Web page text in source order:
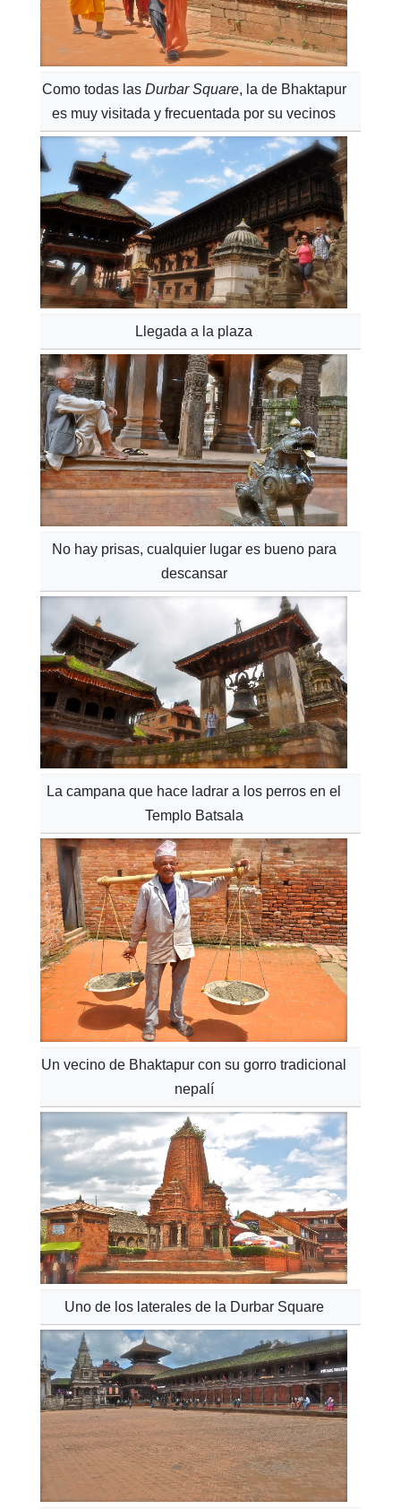
Como todas las Durbar Square, la de Bhaktapur
es muy visitada y frecuentada por su vecinos
Llegada a la plaza
No hay prisas, cualquier lugar es bueno para
descansar
La campana que hace ladrar a los perros en el
Templo Batsala
Un vecino de Bhaktapur con su gorro tradicional
nepalí
Uno de los laterales de la Durbar Square